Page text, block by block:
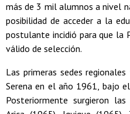
más de 3 mil alumnos a nivel
posibilidad de acceder a la
postulante incidió para que la
válido de selección.
Las primeras sedes
Serena en el año 1961, bajo
Posteriormente surgieron